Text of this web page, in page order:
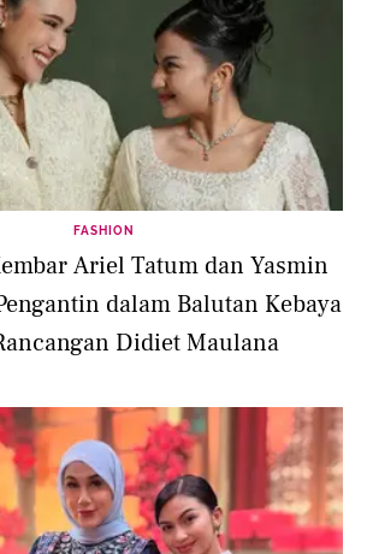
FASHION
Ariel Tatum dan Yasmin
dalam Balutan Kebaya
Didiet Maulana